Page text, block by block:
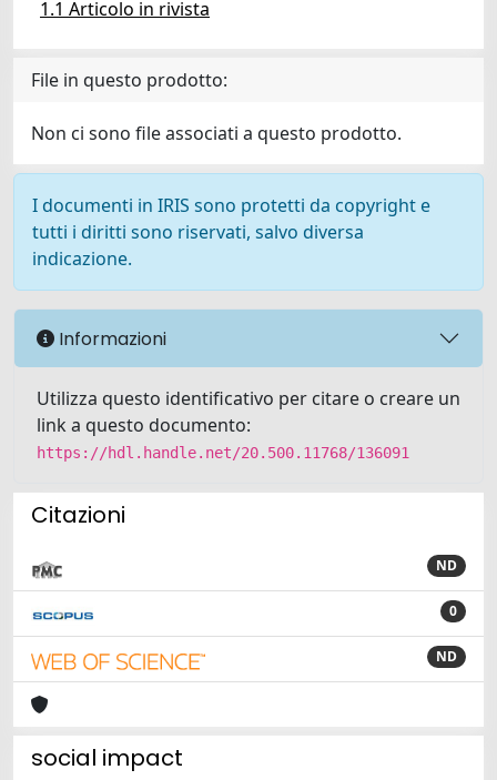
1.1 Articolo in rivista
File in questo prodotto:
Non ci sono file associati a questo prodotto.
I documenti in IRIS sono protetti da copyright e
tutti i diritti sono riservati, salvo diversa
indicazione.
Informazioni
Utilizza questo identificativo per citare o creare un
link a questo documento:
https://hdl.handle.net/20.500.11768/136091
Citazioni
ND
0
ND
social impact